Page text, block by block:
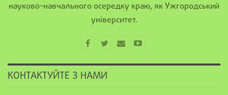
науково-навчального осередку краю, як Ужгородський
університет.
КОНТАКТУЙТЕ З НАМИ